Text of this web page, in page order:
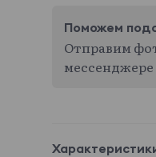
Aleks Ivory
Aleks
Gray
Поможем
Отправим
мессенджере